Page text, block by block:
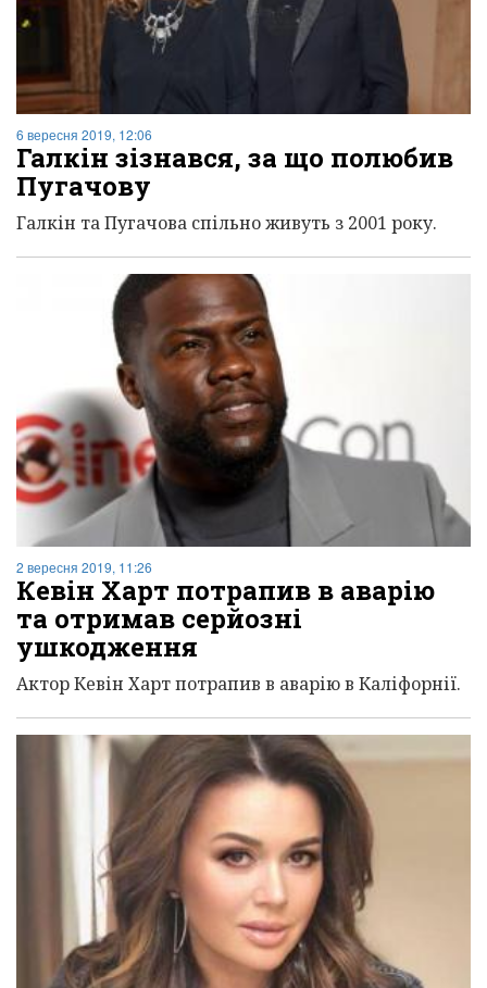
6 вересня 2019, 12:06
Галкін зізнався, за що полюбив
Пугачову
Галкін та Пугачова спільно живуть з 2001 року.
2 вересня 2019, 11:26
Кевін Харт потрапив в аварію
та отримав серйозні
ушкодження
Актор Кевін Харт потрапив в аварію в Каліфорнії.